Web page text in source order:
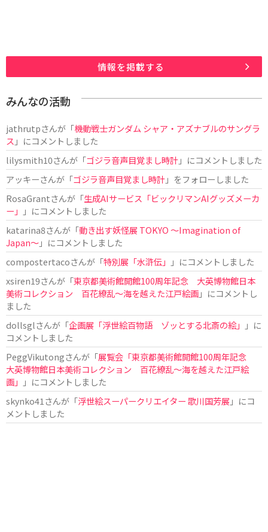
情報を掲載する
みんなの活動
jathrutpさんが「機動戦士ガンダム シャア・アズナブルのサングラ
ス 」にコメントしました
lilysmith10さんが「ゴジラ音声目覚まし時計」にコメントしました
アッキーさんが「ゴジラ音声目覚まし時計」をフォローしました
RosaGrantさんが「生成AIサービス「ビックリマンAIグッズメーカ
ー」
」にコメントしました
katarina8さんが「動き出す妖怪展 TOKYO 〜Imagination of
Japan〜」にコメントしました
compostertacoさんが「特別展「水滸伝」
」にコメントしました
xsiren19さんが「東京都美術館開館100周年記念 大英博物館日本
美術コレクション 百花繚乱～海を越えた江戸絵画」にコメントし
ました
dollsglさんが「企画展「浮世絵百物語 ゾッとする北斎の絵」
」に
コメントしました
PeggVikutongさんが「展覧会「東京都美術館開館100周年記念
大英博物館日本美術コレクション 百花繚乱〜海を越えた江戸絵
画」
」にコメントしました
skynko41 さんが「浮世絵スーパークリエイター 歌川国芳展 」にコ
メントしました